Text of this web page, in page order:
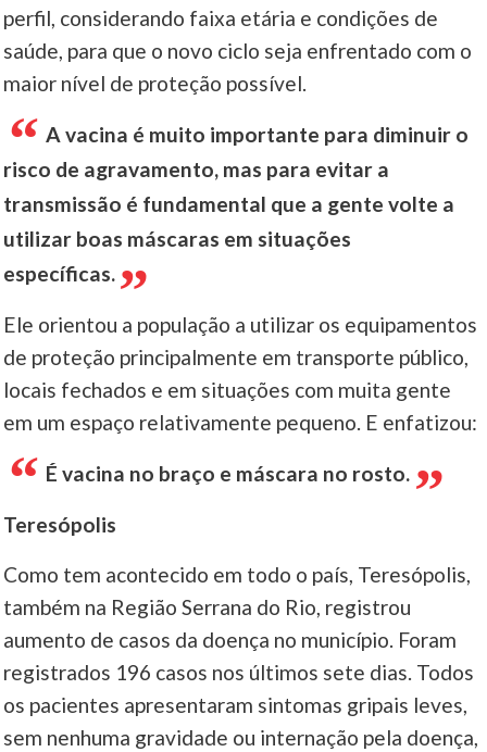
perfil, considerando faixa etária e condições de
saúde, para que o novo ciclo seja enfrentado com o
maior nível de proteção possível.
A vacina é muito importante para diminuir o
risco de agravamento, mas para evitar a
transmissão é fundamental que a gente volte a
utilizar boas máscaras em situações
específicas.
Ele orientou a população a utilizar os equipamentos
de proteção principalmente em transporte público,
locais fechados e em situações com muita gente
em um espaço relativamente pequeno. E enfatizou:
É vacina no braço e máscara no rosto.
Teresópolis
Como tem acontecido em todo o país, Teresópolis,
também na Região Serrana do Rio, registrou
aumento de casos da doença no município. Foram
registrados 196 casos nos últimos sete dias. Todos
os pacientes apresentaram sintomas gripais leves,
sem nenhuma gravidade ou internação pela doença,